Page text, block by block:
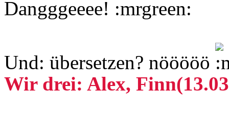
Dangggeeee!
Und: übersetzen? nööööö
Wir drei: Alex,